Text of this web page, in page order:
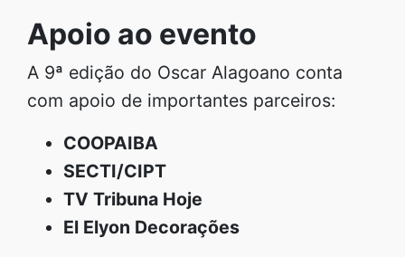
Apoio ao evento
A 9ª edição do Oscar Alagoano conta
com apoio de importantes parceiros:
COOPAIBA
SECTI/CIPT
TV Tribuna Hoje
El Elyon Decorações